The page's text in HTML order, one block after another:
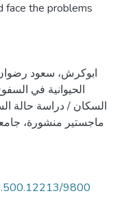
face the problems
الحيوانية في
السكان / دراسة حالة
ماجستير منشورة،
9800